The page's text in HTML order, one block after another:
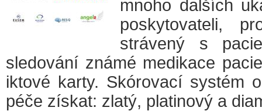
mnoho dalších
poskytovateli,
strávený s
sledování známé medikace
iktové karty. Skórovací systém
péče získat: zlatý, platinový a